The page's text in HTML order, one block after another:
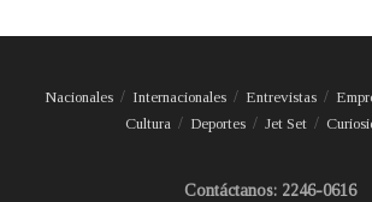
Nacionales Internacionales Entrevistas
Cultura
Deportes Jet Set
Contáctanos: 2246-0616